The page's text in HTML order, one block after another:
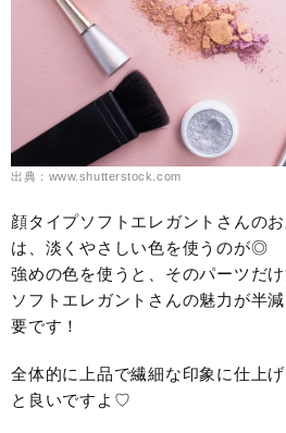
出典：www.shutterstock.com
顔タイプソフトエレガントさんの
は、淡くやさしい色を使うのが◎
強めの色を使うと、そのパーツだ
ソフトエレガントさんの魅力が半
要です！
全体的に上品で繊細な印象に仕上
と良いですよ♡